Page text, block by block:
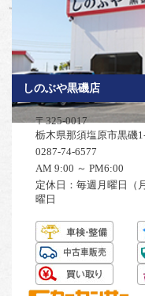
しのぶや黒磯店
〒325-0017
栃木県那須塩原市黒磯
0287-74-6577
AM 9:00 ～ PM6:00
定休日：毎週月曜日（
曜日